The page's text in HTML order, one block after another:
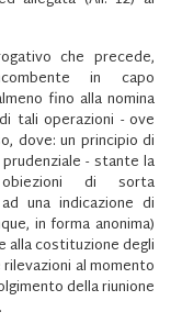
che precede,
in capo
fino alla nomina
tali operazioni - ove
dove: un principio di
- stante la
di sorta
una indicazione di
in forma anonima)
alla costituzione degli
al momento
della riunione
.